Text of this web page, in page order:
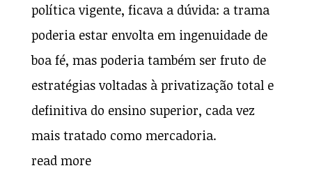
política vigente, ficava a dúvida: a trama
poderia estar envolta em ingenuidade de
boa fé, mas poderia também ser fruto de
estratégias voltadas à privatização total e
definitiva do ensino superior, cada vez
mais tratado como mercadoria.
read more